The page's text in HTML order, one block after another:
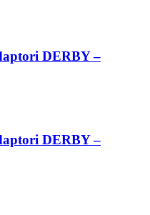
DERBY –
DERBY –